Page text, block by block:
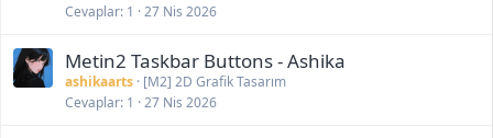
Cevaplar 1 27 Nis 2026
Metin2 Taskbar Buttons - Ashika
ashikaarts [M2] 2D Grafik Tasarım
Cevaplar 1 27 Nis 2026